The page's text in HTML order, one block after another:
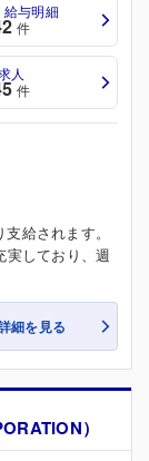
給与明細
件
人
件
給されます。
実しており、週
細を見る
）